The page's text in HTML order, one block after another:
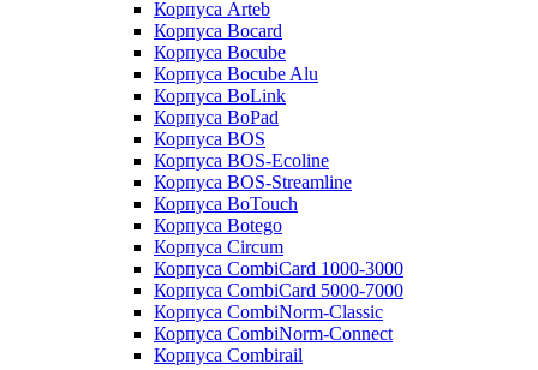
Корпуса Arteb
Корпуса Bocard
Корпуса Bocube
Корпуса Bocube Alu
Корпуса BoLink
Корпуса BoPad
Корпуса BOS
Корпуса BOS-Ecoline
Корпуса BOS-Streamline
Корпуса BoTouch
Корпуса Botego
Корпуса Circum
Корпуса CombiCard 1000-3000
Корпуса CombiCard 5000-7000
Корпуса CombiNorm-Classic
Корпуса CombiNorm-Connect
Корпуса Combirail